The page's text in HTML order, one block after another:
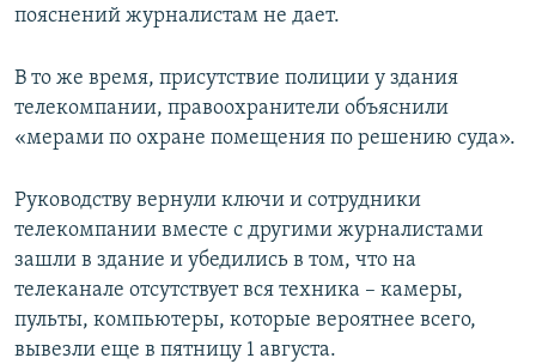
пояснений журналистам не дает.
В то же время, присутствие полиции у здания
телекомпании, правоохранители объяснили
«мерами по охране помещения по решению суда».
Руководству вернули ключи и сотрудники
телекомпании вместе с другими журналистами
зашли в здание и убедились в том, что на
телеканале отсутствует вся техника – камеры,
пульты, компьютеры, которые вероятнее всего,
вывезли еще в пятницу 1 августа.